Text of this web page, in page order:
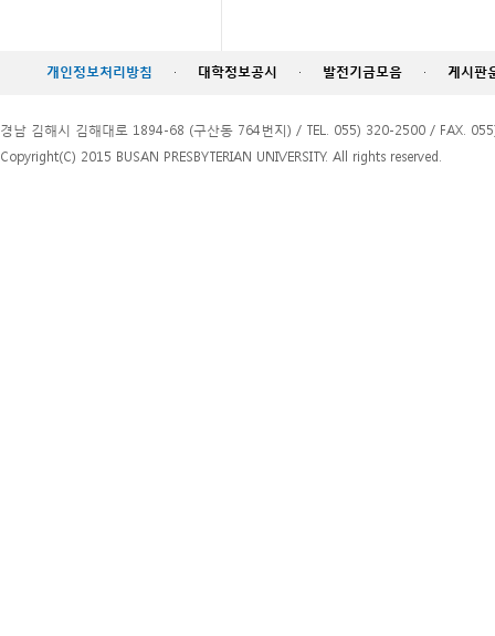
개인정보처리방침 · 대학정보공시 · 발전기금모음 · 게시판
경남 김해시 김해대로 1894-68 (구산동 764번지) / TEL. 055) 320-2500 / FAX.
Copyright(C) 2015 BUSAN PRESBYTERIAN UNIVERSITY. All rights reserved.